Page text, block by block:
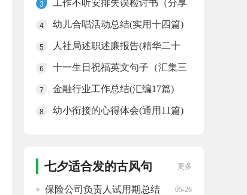
3
工作不听安排失误检讨书（分享
4 幼儿合唱活动总结(实用十四篇)
5
人社局述职述廉报告(精华二十
6
十一生日祝福英文句子（汇集三
7 金融行业工作总结(汇编17篇)
8 幼小衔接的心得体会(通用11篇)
七夕适合发的古风句
子精选
更多
保险公司负责人试用期总结
05-26